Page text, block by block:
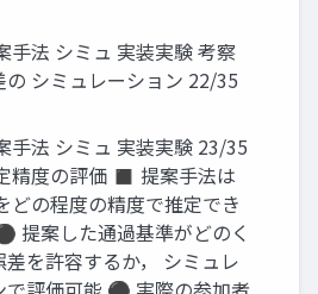
手法 シミュ 実装実験 考察
の シミュレーション 22/35
手法 シミュ 実装実験 23/35
精度の評価 ◼ 提案手法は
どの程度の精度で推定でき
提案した通過基準がどのく
差を許容するか， シミュレ